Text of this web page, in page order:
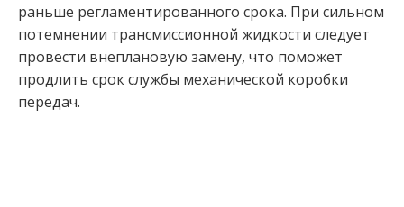
раньше регламентированного срока. При сильном
потемнении трансмиссионной жидкости следует
провести внеплановую замену, что поможет
продлить срок службы механической коробки
передач.